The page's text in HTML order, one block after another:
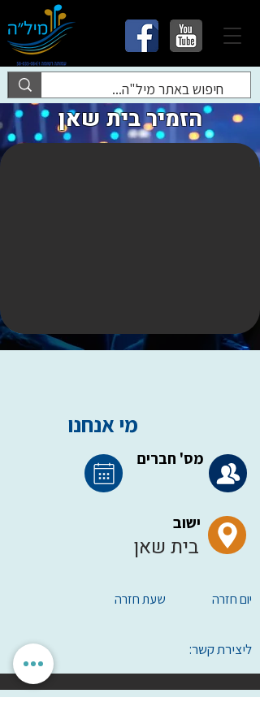
הזמיר בית שאן
מי אנחנו
מס' חברים
ישוב
בית שאן
שעת חזרה יום חזרה
ליצירת קשר: